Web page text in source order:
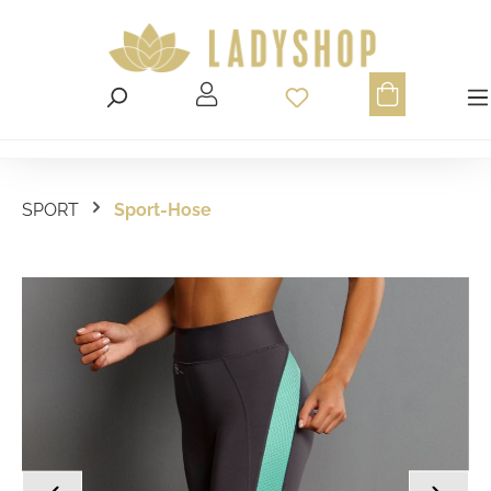
Du hast 0
SPORT Sport-Hose
Bildergalerie überspringen